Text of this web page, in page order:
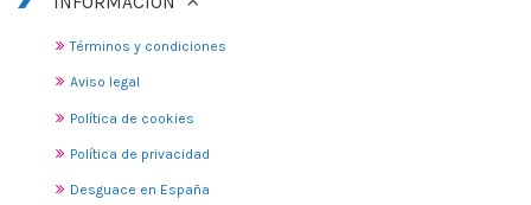
Términos y condiciones
Aviso legal
Política de cookies
Política de privacidad
Desguace en España